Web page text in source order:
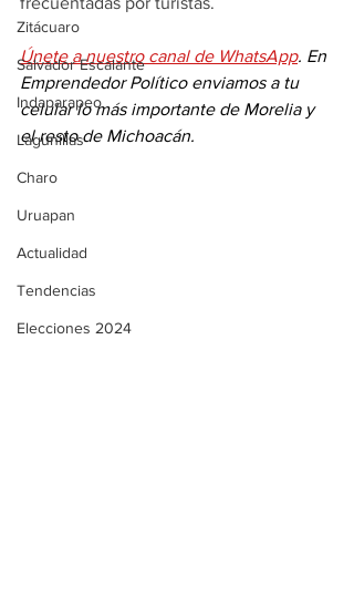
Zitácuaro
Salvador Escalante
Indaparapeo
Lagunillas
Charo
Uruapan
Actualidad
Tendencias
Elecciones 2024
Únete a nuestro canal de WhatsApp. En
Emprendedor Político enviamos a tu
celular lo más importante de Morelia y
el resto de Michoacán.